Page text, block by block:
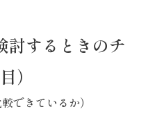
討するときのチ
）
できているか）